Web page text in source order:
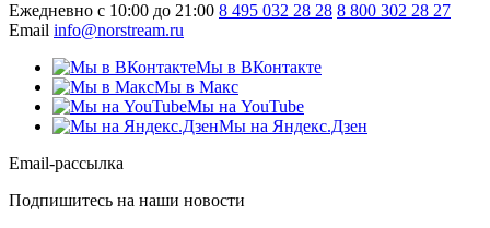
Ежедневно с 10:00 до 21:00 8 495 032 28 28 8 800 302 28 27
Email info@norstream.ru
Мы в ВКонтакте
Мы в Макс
Мы на YouTube
Мы на Яндекс.Дзен
Email-рассылка
Подпишитесь на наши новости